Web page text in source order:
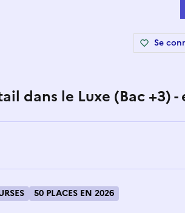
dans le Luxe (Bac +3)
Se
50 PLACES EN 2026